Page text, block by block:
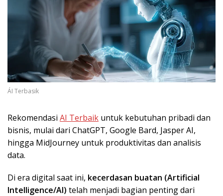
ÁI Terbasik
Rekomendasi AI Terbaik untuk kebutuhan pribadi dan
bisnis, mulai dari ChatGPT, Google Bard, Jasper AI,
hingga MidJourney untuk produktivitas dan analisis
data.
Di era digital saat ini, kecerdasan buatan (Artificial
Intelligence/AI) telah menjadi bagian penting dari